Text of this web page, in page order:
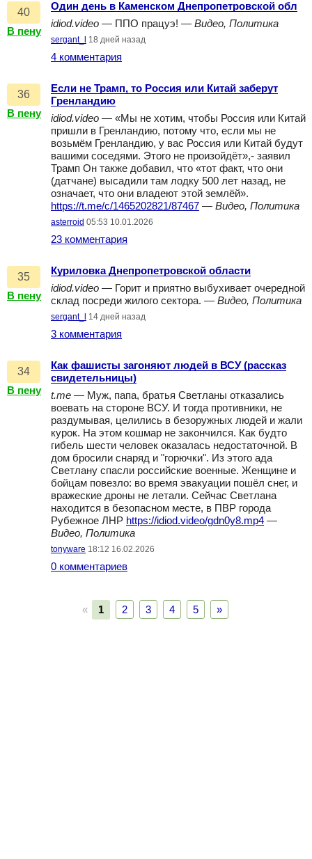
40
В пену
Один день в Каменском Днепропетровской обл
idiod.video — ППО працуэ! — Видео, Политика
sergant_l 18 дней назад
4 комментария
36
В пену
Если не Трамп, то Россия или Китай заберут
Гренландию
idiod.video — «Мы не хотим, чтобы Россия или Китай
пришли в Гренландию, потому что, если мы не
возьмём Гренландию, у вас Россия или Китай будут
вашими соседями. Этого не произойдёт»,- заявил
Трамп Он также добавил, что «тот факт, что они
(датчане) высадили там лодку 500 лет назад, не
означает, что они владеют этой землёй».
https://t.me/c/1465202821/87467 — Видео, Политика
asterroid 05:53 10.01.2026
23 комментария
35
В пену
Куриловка Днепропетровской области
idiod.video — Горит и приятно выбухивает очередной
склад посреди жилого сектора. — Видео, Политика
sergant_l 14 дней назад
3 комментария
34
В пену
Как фашисты загоняют людей в ВСУ (рассказ
свидетельницы)
t.me — Муж, папа, братья Светланы отказались
воевать на стороне ВСУ. И тогда противники, не
раздумывая, целились в безоружных людей и жали
курок. На этом кошмар не закончился. Как будто
гибель шести человек оказалась недостаточной. В
дом бросили снаряд и "горючки". Из этого ада
Светлану спасли российские военные. Женщине и
бойцам повезло: во время эвакуации пошёл снег, и
вражеские дроны не летали. Сейчас Светлана
находится в безопасном месте, в ПВР города
Рубежное ЛНР https://idiod.video/gdn0y8.mp4 —
Видео, Политика
tonyware 18:12 16.02.2026
0 комментариев
« 1 2 3 4 5 »